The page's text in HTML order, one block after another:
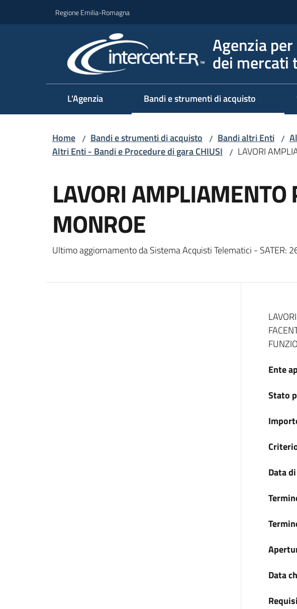
Regione Emilia-Romagna
Agenzia
dei mercati
L'Agenzia Bandi e strumenti di acquisto
Home / Bandi e strumenti di acquisto / Bandi altri Enti /
Altri Enti - Bandi e Procedure di gara CHIUSI / LAVORI
LAVORI AMPLIAMENTO
MONROE
Ultimo aggiornamento da Sistema Acquisti Telematici - SATER:
Dati
Ente
Stato
Data
Data